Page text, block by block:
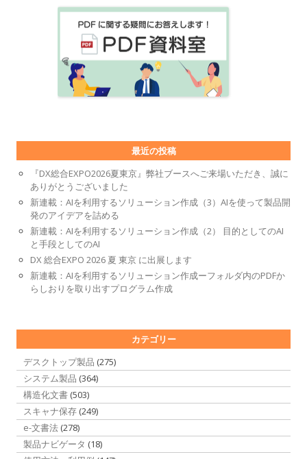
最近の投稿
『DX総合EXPO2026夏東京』弊社ブースへご来場いただき、誠に
ありがとうございました
新連載：AIを利用するソリューション作成（3）AIを使って製品開
発のアイデアを詰める
新連載：AIを利用するソリューション作成（2） 目的としてのAI
と手段としてのAI
DX 総合EXPO 2026 夏 東京 に出展します
新連載：AIを利用するソリューション作成ーフォルダ内のPDFか
らしおりを取り出すプログラム作成
カテゴリー
デスクトップ製品 (275)
システム製品 (364)
構造化文書 (503)
スキャナ保存 (249)
e-文書法 (278)
製品ナビゲータ (18)